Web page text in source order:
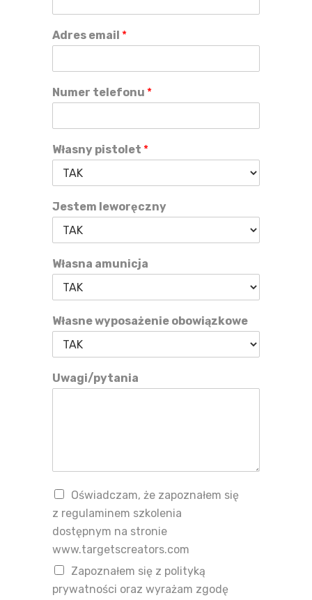
Adres email *
Numer telefonu *
Własny pistolet *
Jestem leworęczny
Własna amunicja
Własne wyposażenie obowiązkowe
Uwagi/pytania
Oświadczam, że zapoznałem się
z regulaminem szkolenia
dostępnym na stronie
www.targetscreators.com
Zapoznałem się z polityką
prywatności oraz wyrażam zgodę